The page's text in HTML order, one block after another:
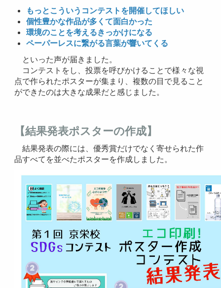
もっとこういうコンテストを開催してほしい
個性豊かな作品が多くて面白かった
環境のことを考えるきっかけになる
ペーパーレスに繋がる言葉が響いてくる
といった声が届きました。
コンテストをし、投票を呼びかけることで様々な視
点で作られたポスターが集まり、複数の目で見ること
ができたのは大きな成果だと感じました。
【結果発表ポスターの作成】
結果発表の際には、優秀賞だけでなく寄せられた作
品すべてを並べたポスターを作成しました。